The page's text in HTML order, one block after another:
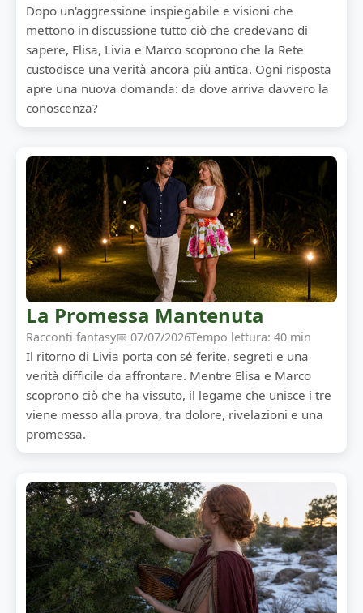
Dopo un'aggressione inspiegabile e visioni che
mettono in discussione tutto ciò che credevano di
sapere, Elisa, Livia e Marco scoprono che la Rete
custodisce una verità ancora più antica. Ogni risposta
apre una nuova domanda: da dove arriva davvero la
conoscenza?
La Promessa Mantenuta
Racconti fantasy📅 07/07/2026Tempo lettura: 40 min
Il ritorno di Livia porta con sé ferite, segreti e una
verità difficile da affrontare. Mentre Elisa e Marco
scoprono ciò che ha vissuto, il legame che unisce i tre
viene messo alla prova, tra dolore, rivelazioni e una
promessa.